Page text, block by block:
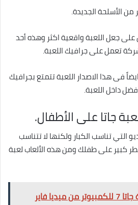
من الأسلحة الجديدة.
على جعل اللعبة واقعية اكثر وهذه أحد
تعمل على جرافيك اللعبة.
فى هذا الاصدار اللعبة تتمتع بجرافيك
داخل اللعبة.
جاتا على الأطفال.
التي تناسب الكبار ولكنها لا تتناسب
كبير على طفلك ومن هذه الألعاب لعبة
ميديا فاير